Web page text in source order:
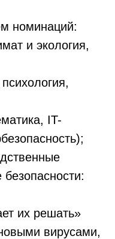
номинаций:
и экология,
IT-
их решать»
вирусами,